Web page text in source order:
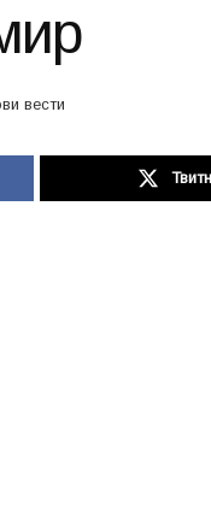
вести